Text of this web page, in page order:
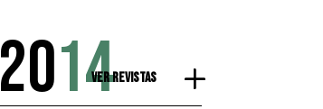
2014Ver Revistas